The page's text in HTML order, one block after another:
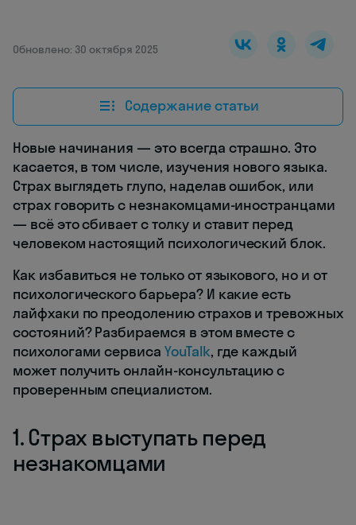
Обновлено: 30 октября 2025
Содержание статьи
Новые начинания — это всегда страшно. Это
касается, в том числе, изучения нового языка.
Страх выглядеть глупо, наделав ошибок, или
страх говорить с незнакомцами-иностранцами
— всё это сбивает с толку и ставит перед
человеком настоящий психологический блок.
Как избавиться не только от языкового, но и от
психологического барьера? И какие есть
лайфхаки по преодолению страхов и тревожных
состояний? Разбираемся в этом вместе с
психологами сервиса YouTalk, где каждый
может получить онлайн-консультацию с
проверенным специалистом.
1. Страх выступать перед
незнакомцами